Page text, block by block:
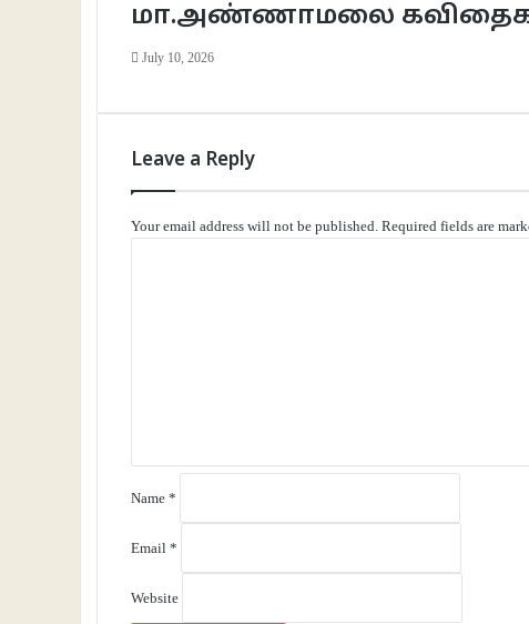
மா.அண்ணாமலை
July 10, 2026
Leave a Reply
Your email address will not be published. Required fields are
Name *
Email *
Website